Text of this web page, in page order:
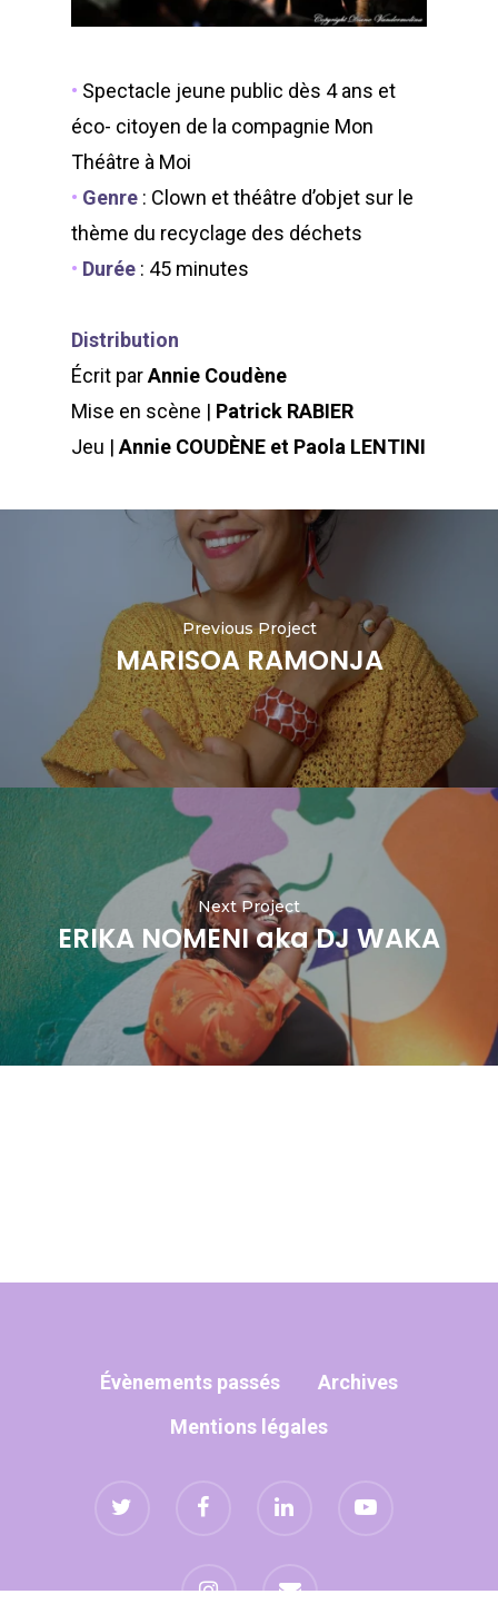
• Spectacle jeune public dès 4 ans et
éco- citoyen de la compagnie Mon
Théâtre à Moi
• Genre : Clown et théâtre d’objet sur le
thème du recyclage des déchets
• Durée : 45 minutes
Distribution
Écrit parAnnie Coudène
Mise en scène | Patrick RABIER
Jeu | Annie COUDÈNE et Paola LENTINI
Previous Project
MARISOA RAMONJA
Next Project
ERIKA NOMENI aka DJ WAKA
Évènements passés
Archives
Mentions légales